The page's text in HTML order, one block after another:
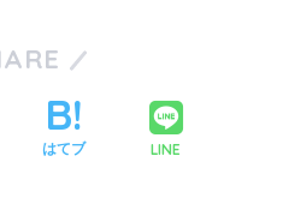
はてブ LINE